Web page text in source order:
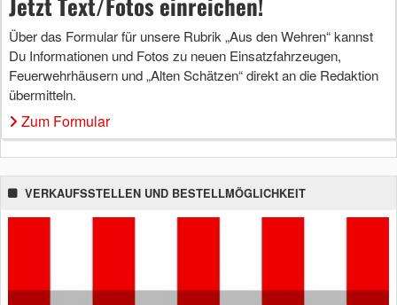
Über das Formular für unsere Rubrik „Aus den Wehren“ kannst
Du Informationen und Fotos zu neuen Einsatzfahrzeugen,
Feuerwehrhäusern und „Alten Schätzen“ direkt an die Redaktion
übermitteln.
Zum Formular
VERKAUFSSTELLEN UND BESTELLMÖGLICHKEIT